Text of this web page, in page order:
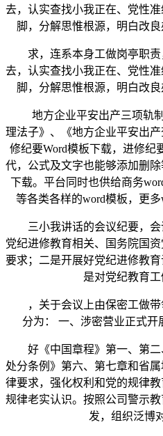
去，认实查找小我正在、党性
脚，分解思惟根源，明白改
求，连系本身工做岗亭职责
去，认实查找小我正在、党性
脚，分解思惟根源，明白改
地方企业平安出产三项轨制
理法子》、《地方企业平安出
修纪要Word模板下载，进修纪
代，公式及文字也能够添加删
下载。平台同时也供给商务
等各类各样的word模板，更多
三小我讲话的会议纪要，会
党纪进修教育相关、国务院国
要求；二是开展好党纪进修教
是对党纪教育工
，关于会议上由保密工做带
分为： 一、涉密营业正式开
好《中国章程》第一、第二
处分条例》第六、第七章和省
律要求，强化权利和党的规律
规律老实认识。按照公司警示
发，组织泛博